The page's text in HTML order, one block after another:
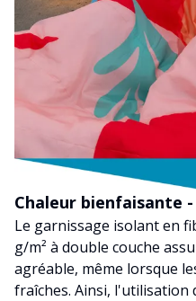
Chaleur bienfaisante
Le garnissage isolant en
g/m² à double couche
agréable, même lorsque
fraîches. Ainsi, l'utilisation